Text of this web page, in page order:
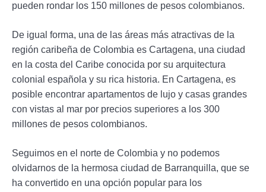
pueden rondar los 150 millones de pesos colombianos.
De igual forma, una de las áreas más atractivas de la
región caribeña de Colombia es Cartagena, una ciudad
en la costa del Caribe conocida por su arquitectura
colonial española y su rica historia. En Cartagena, es
posible encontrar apartamentos de lujo y casas grandes
con vistas al mar por precios superiores a los 300
millones de pesos colombianos.
Seguimos en el norte de Colombia y no podemos
olvidarnos de la hermosa ciudad de Barranquilla, que se
ha convertido en una opción popular para los